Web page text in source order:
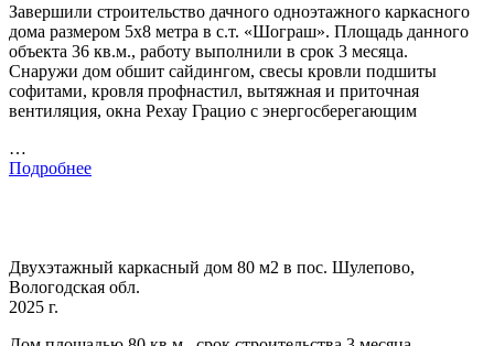
Завершили строительство дачного одноэтажного каркасного
дома размером 5х8 метра в с.т. «Шограш». Площадь данного
объекта 36 кв.м., работу выполнили в срок 3 месяца.
Снаружи дом обшит сайдингом, свесы кровли подшиты
софитами, кровля профнастил, вытяжная и приточная
вентиляция, окна Рехау Грацио с энергосберегающим
…
Подробнее
Двухэтажный каркасный дом 80 м2 в пос. Шулепово,
Вологодская обл.
2025 г.